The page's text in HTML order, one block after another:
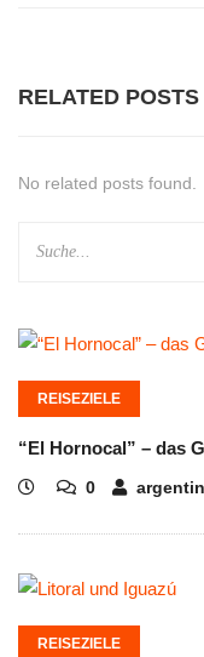
RELATED POSTS
No related posts found.
REISEZIELE
“El Hornocal” – das
0
REISEZIELE